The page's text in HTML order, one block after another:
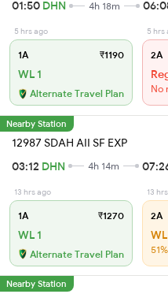
01:50 DHN 4h 18m
5 hrs ago
1A ₹1190
WL 1
Alternate Travel Plan
5 hrs
2A
No
Nearby Station
12987 SDAH AII SF EXP
03:12 DHN 4h 14m
13 hrs ago
1A ₹1270
WL 1
Alternate Travel Plan
13
2A
Nearby Station